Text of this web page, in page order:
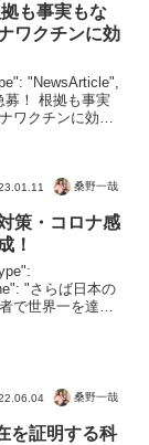
も事実もな
ワクチンに効
"NewsArticle",
募！ 根拠も事実
ワクチンに効果
桑野一哉
策・コロナ感
！
"さらば日本の
で世界一を達
桑野一哉
を証明する科